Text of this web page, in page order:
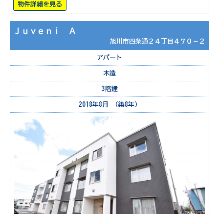
物件詳細を見る
Ｊｕｖｅｎｉ Ａ
旭川市四条通２４丁目４７０－２
アパート
木造
3階建
2018年8月 （築8年）